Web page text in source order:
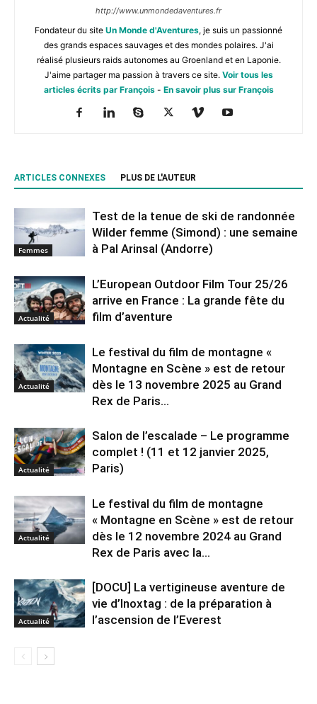
http://www.unmondedaventures.fr
Fondateur du site Un Monde d'Aventures, je suis un passionné
des grands espaces sauvages et des mondes polaires. J'ai
réalisé plusieurs raids autonomes au Groenland et en Laponie.
J'aime partager ma passion à travers ce site. Voir tous les
articles écrits par François- En savoir plus sur François
ARTICLES CONNEXES PLUS DE L'AUTEUR
Femmes
Test de la tenue de ski de randonnée
Wilder femme (Simond) : une semaine
à Pal Arinsal (Andorre)
Actualité
L’European Outdoor Film Tour 25/26
arrive en France : La grande fête du
film d’aventure
Actualité
Le festival du film de montagne «
Montagne en Scène » est de retour
dès le 13 novembre 2025 au Grand
Rex de Paris...
Actualité
Salon de l’escalade – Le programme
complet ! (11 et 12 janvier 2025,
Paris)
Actualité
Le festival du film de montagne
« Montagne en Scène » est de retour
dès le 12 novembre 2024 au Grand
Rex de Paris avec la...
Actualité
[DOCU] La vertigineuse aventure de
vie d’Inoxtag : de la préparation à
l’ascension de l’Everest